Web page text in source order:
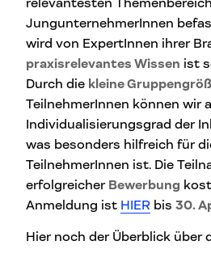
relevantesten
JungunternehmerInnen
wird von ExpertInnen ihrer
praxisrelevantes Wissen ist
Durch die kleine
TeilnehmerInnen können wir
Individualisierungsgrad der
was besonders hilfreich für
TeilnehmerInnen ist. Die
erfolgreicher Bewerbung
Anmeldung ist HIER bis 30.
Hier noch der Überblick über